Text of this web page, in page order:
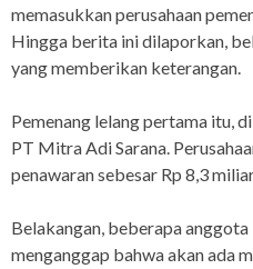
memasukkan perusahaan
Hingga berita ini dilaporkan,
yang memberikan keterangan.
Pemenang lelang pertama itu,
PT Mitra Adi Sarana.
penawaran sebesar Rp 8,3
Belakangan, beberapa
menganggap bahwa akan ada